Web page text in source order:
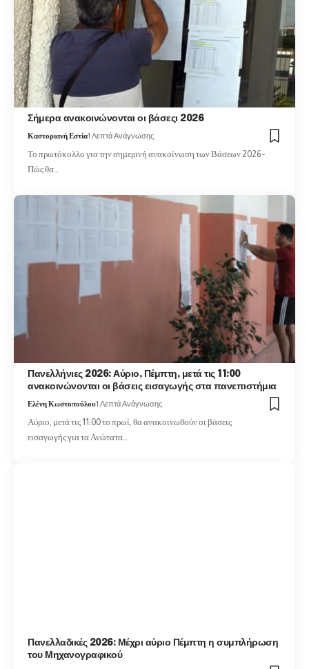
Σήμερα ανακοινώνονται οι βάσεςι 2026
Καστοριανή Εστία1 Λεπτά Ανάγνωσης
Το πρωτόκολλο για την σημερινή ανακοίνωση των Βάσεων 2026 -
Πώς θα…
Πανελλήνιες 2026: Αύριο, Πέμπτη, μετά τις 11:00
ανακοινώνονται οι βάσεις εισαγωγής στα πανεπιστήμια
Ελένη Κωστοπούλου1 Λεπτά Ανάγνωσης
Αύριο, μετά τις 11:00 το πρωί, θα ανακοινωθούν οι βάσεις
εισαγωγής για τα Ανώτατα…
Πανελλαδικές 2026: Μέχρι αύριο Πέμπτη η συμπλήρωση
του Μηχανογραφικού